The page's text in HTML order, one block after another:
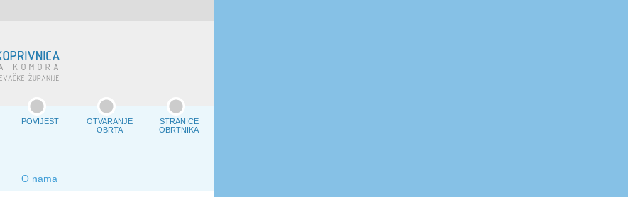
POVIJEST
OTVARANJE
OBRTA
STRANICE
OBRTNIKA
O nama